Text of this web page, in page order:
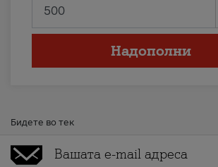
Надополни
Бидете во тек